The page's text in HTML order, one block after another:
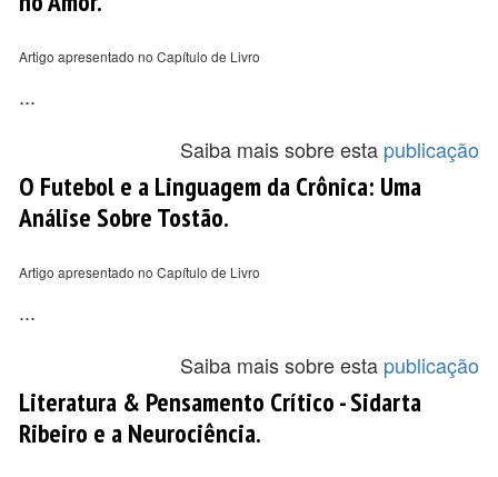
Artigo apresentado no Capítulo de Livro
...
Saiba mais sobre esta publicação
O Futebol e a Linguagem da Crônica: Uma
Análise Sobre Tostão.
Artigo apresentado no Capítulo de Livro
...
Saiba mais sobre esta publicação
Literatura & Pensamento Crítico - Sidarta
Ribeiro e a Neurociência.